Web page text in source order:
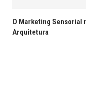
O Marketing Sensorial
Arquitetura